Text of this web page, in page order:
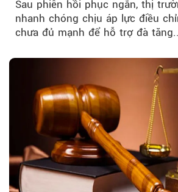
Sau phiên hồi phục ngắn, thị
nhanh chóng chịu áp lực điều
chưa đủ mạnh để hỗ trợ đà